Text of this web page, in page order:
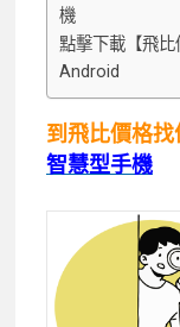
機
點擊下載【飛
Android
到飛比價格
智慧型手機